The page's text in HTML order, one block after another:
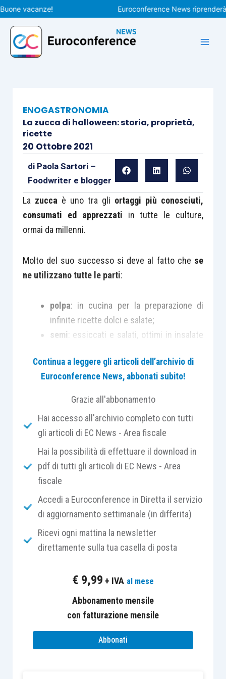
Vai
al
contenuto
vacanze! Euroconference News riprenderà le
ENOGASTRONOMIA
La zucca di halloween: storia, proprietà,
ricette
20 Ottobre 2021
di Paola Sartori –
Foodwriter e blogger
La zucca è uno tra gli ortaggi più conosciuti,
consumati ed apprezzati in tutte le culture,
ormai da millenni.
Molto del suo successo si deve al fatto che se
ne utilizzano tutte le parti:
polpa: in cucina per la preparazione di
infinite ricette dolci e salate;
semi: essiccati e salati, ottimi in insalate
essere usati nella medicina naturale ed in
cosmesi;
: buoni fritti ed in molte altre
svuotata dalla polpa ed essiccata, diventa
così leggera ed impermeabile da fornire
materiale per piatti, vasi, cucchiai e
suppellettili, oltre che per strumenti
musicali come le
Per queste sue straordinarie caratteristiche,
poveri”, sia perché anche della zucca “
butta via niente” e sia per il ruolo fondamentale
alimento base per i poveri.
Nell’antichità la zucca, con i suoi molti semi, fu
simbolo di resurrezione dei morti
Continua a leggere gli articoli dell’archivio di
Euroconference News, abbonati subito!
Grazie all'abbonamento
Hai accesso all'archivio completo con tutti
gli articoli di EC News - Area fiscale
Hai la possibilità di effettuare il download in
pdf di tutti gli articoli di EC News - Area
fiscale
Accedi a Euroconference in Diretta il servizio
di aggiornamento settimanale (in differita)
Ricevi ogni mattina la newsletter
direttamente sulla tua casella di posta
€ 9,99 + IVA al mese
Abbonamento mensile
con fatturazione mensile
Abbonati